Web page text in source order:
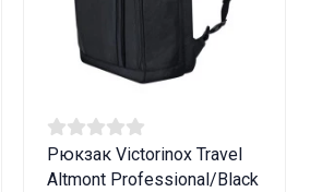
Рюкзак Victorinox Travel
Altmont Professional/Black